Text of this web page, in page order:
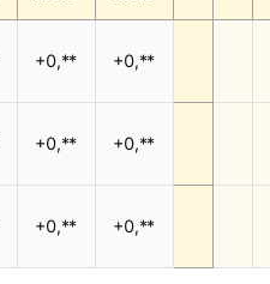
+0,** +0,**
+0,** +0,**
+0,** +0,**